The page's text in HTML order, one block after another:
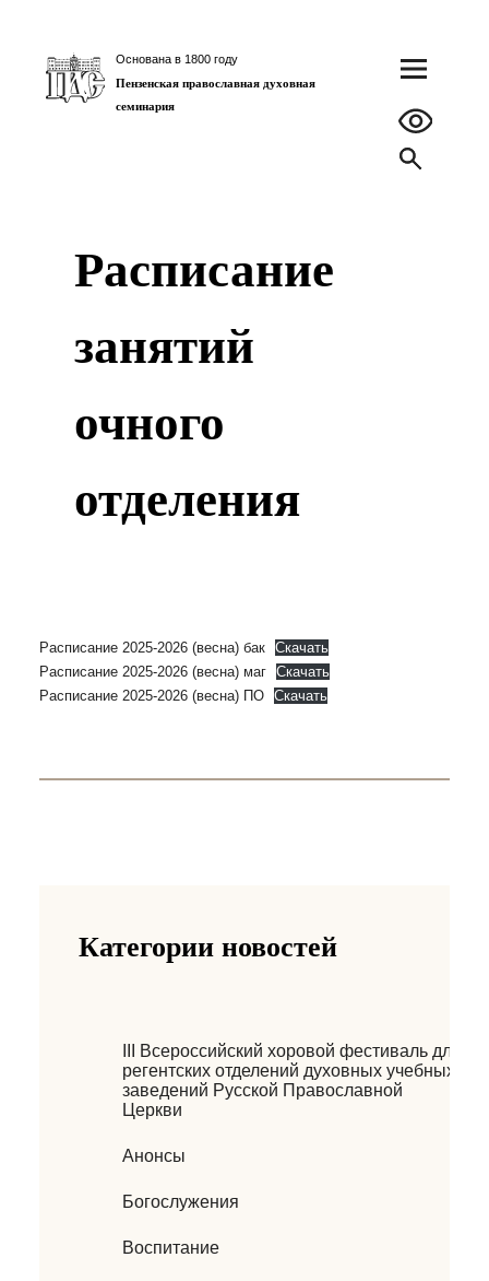
Основана в 1800 году
Пензенская православная духовная
семинария
Расписание
занятий
очного
отделения
Расписание 2025-2026 (весна) бак
Скачать
Расписание 2025-2026 (весна) маг
Скачать
Расписание 2025-2026 (весна) ПО
Скачать
Категории новостей
III Всероссийский хоровой фестиваль для
регентских отделений духовных учебных
заведений Русской Православной
Церкви
Анонсы
Богослужения
Воспитание